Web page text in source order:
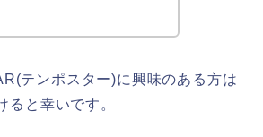
テンポスター)に興味のある方は
ると幸いです。